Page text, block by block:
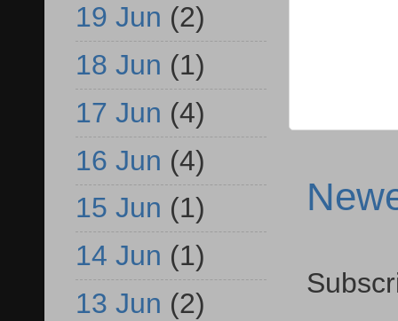
19 Jun (2)
18 Jun (1)
17 Jun (4)
16 Jun (4)
15 Jun (1)
14 Jun (1)
13 Jun (2)